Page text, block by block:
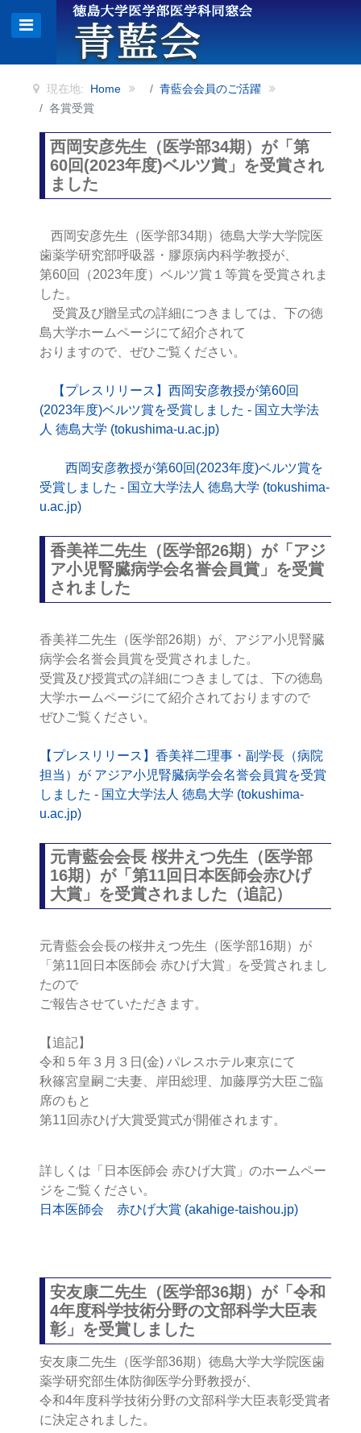
現在地: Home
青藍会会員のご活躍
各賞受賞
西岡安彦先生（医学部34期）が「第
60回(2023年度)ベルツ賞」を受賞され
ました
西岡安彦先生（医学部34期）徳島大学大学院医
歯薬学研究部呼吸器・膠原病内科学教授が、
第60回（2023年度）ベルツ賞１等賞を受賞されま
した。
受賞及び贈呈式の詳細につきましては、下の徳
島大学ホームページにて紹介されて
おりますので、ぜひご覧ください。
【プレスリリース】西岡安彦教授が第60回
(2023年度)ベルツ賞を受賞しました - 国立大学法
人 徳島大学 (tokushima-u.ac.jp)
西岡安彦教授が第60回(2023年度)ベルツ賞を
受賞しました - 国立大学法人 徳島大学 (tokushima-
u.ac.jp)
香美祥二先生（医学部26期）が「アジ
ア小児腎臓病学会名誉会員賞」を受賞
されました
香美祥二先生（医学部26期）が、アジア小児腎臓
病学会名誉会員賞を受賞されました。
受賞及び授賞式の詳細につきましては、下の徳島
大学ホームページにて紹介されておりますので
ぜひご覧ください。
【プレスリリース】香美祥二理事・副学長（病院
担当）が アジア小児腎臓病学会名誉会員賞を受賞
しました - 国立大学法人 徳島大学 (tokushima-
u.ac.jp)
元青藍会会長 桜井えつ先生（医学部
16期）が「第11回日本医師会赤ひげ
大賞」を受賞されました（追記）
元青藍会会長の桜井えつ先生（医学部16期）が
「第11回日本医師会 赤ひげ大賞」を受賞されまし
たので
ご報告させていただきます。
【追記】
令和５年３月３日(金) パレスホテル東京にて
秋篠宮皇嗣ご夫妻、岸田総理、加藤厚労大臣ご臨
席のもと
第11回赤ひげ大賞受賞式が開催されます。
詳しくは「日本医師会 赤ひげ大賞」のホームペー
ジをご覧ください。
日本医師会 赤ひげ大賞 (akahige-taishou.jp)
安友康二先生（医学部36期）が「令和
4年度科学技術分野の文部科学大臣表
彰」を受賞しました
安友康二先生（医学部36期）徳島大学大学院医歯
薬学研究部生体防御医学分野教授が、
令和4年度科学技術分野の文部科学大臣表彰受賞者
に決定されました。